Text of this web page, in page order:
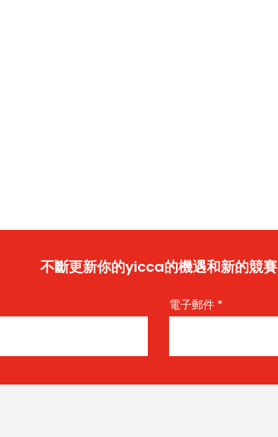
不斷更新你的yicca的機遇和新的競賽
電子郵件 *